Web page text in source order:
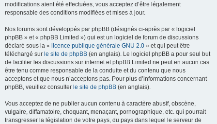
modifications aient été effectuées, vous acceptez d’être légalement
responsable des conditions modifiées et mises à jour.
Nos forums sont développés par phpBB (désignés ci-après par « logiciel
phpBB » et « phpBB Limited ») qui est un logiciel de forum de discussions
déclaré sous la « licence publique générale GNU 2.0 » et qui peut être
téléchargé sur le site de phpBB (en anglais). Le logiciel phpBB a pour seul but
de faciliter les discussions sur internet et phpBB Limited ne peut en aucun cas
être tenu comme responsable de la conduite et du contenu que nous
acceptons et que nous n’acceptons pas. Pour plus d’informations concernant
phpBB, veuillez consulter le site de phpBB (en anglais).
Vous acceptez de ne publier aucun contenu à caractère abusif, obscène,
vulgaire, diffamatoire, choquant, menaçant, pornographique, etc. qui pourrait
transgresser la législation de votre pays, du pays dans lequel le serveur de